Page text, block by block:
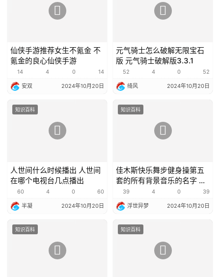
仙侠手游推荐女生不氪金 不
氪金的良心仙侠手游
14 4 0 14
安双 2024年10月20日
元气骑士怎么破解无限宝石
版 元气骑士破解版3.3.1
52 4 0 52
绮风 2024年10月20日
知识百科
人世间什么时候播出 人世间
在哪个电视台几点播出
60 4 0 60
半凝 2024年10月20日
知识百科
佳木斯快乐舞步健身操第五
套的所有背景音乐的名字 佳
木斯快乐舞步教程
39 4 0 39
浮世异梦 2024年10月20日
知识百科 知识百科